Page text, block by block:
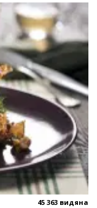
45 363 видяна